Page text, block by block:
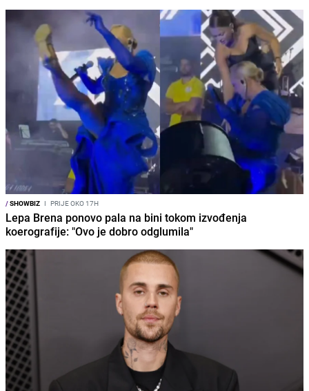
/SHOWBIZ I PRIJE OKO 17H
Lepa Brena ponovo pala na bini tokom izvođenja
koerografije: "Ovo je dobro odglumila"